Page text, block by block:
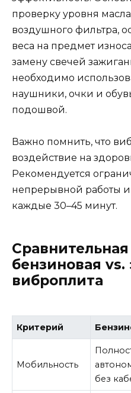
проверку уровня
воздушного фильтра,
веса на предмет
замену свечей
необходимо
наушники, очки и
подошвой.
Важно помнить, что
воздействие на
Рекомендуется
непрерывной работы и
каждые 30–45 минут.
бензиновая vs.
виброплита
Критерий
Мобильность
без